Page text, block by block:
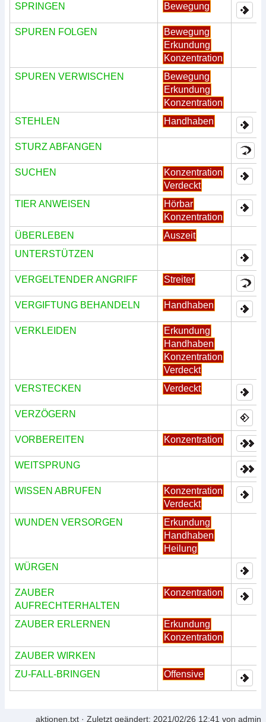
SPRINGEN Bewegung
SPUREN FOLGEN
Bewegung
Erkundung
Konzentration
SPUREN VERWISCHEN
Bewegung
Erkundung
Konzentration
STEHLEN
Handhaben
STURZ ABFANGEN
SUCHEN
Konzentration
Verdeckt
TIER ANWEISEN
Hörbar
Konzentration
ÜBERLEBEN
Auszeit
UNTERSTÜTZEN
VERGELTENDER ANGRIFF Streiter
VERGIFTUNG BEHANDELN Handhaben
VERKLEIDEN
Erkundung
Handhaben
Konzentration
Verdeckt
VERSTECKEN
Verdeckt
VERZÖGERN
VORBEREITEN Konzentration
WEITSPRUNG
WISSEN ABRUFEN
Konzentration
Verdeckt
WUNDEN VERSORGEN
Erkundung
Handhaben
Heilung
WÜRGEN
ZAUBER
AUFRECHTERHALTEN
Konzentration
ZAUBER ERLERNEN
Erkundung
Konzentration
ZAUBER WIRKEN
ZU-FALL-BRINGEN
Offensive
aktionen.txt · Zuletzt geändert: 2021/02/26 12:41 von admin